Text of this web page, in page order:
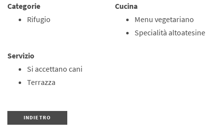
Categorie
Rifugio
Cucina
Menu vegetariano
Specialità altoatesine
Servizio
Si accettano cani
Terrazza
INDIETRO